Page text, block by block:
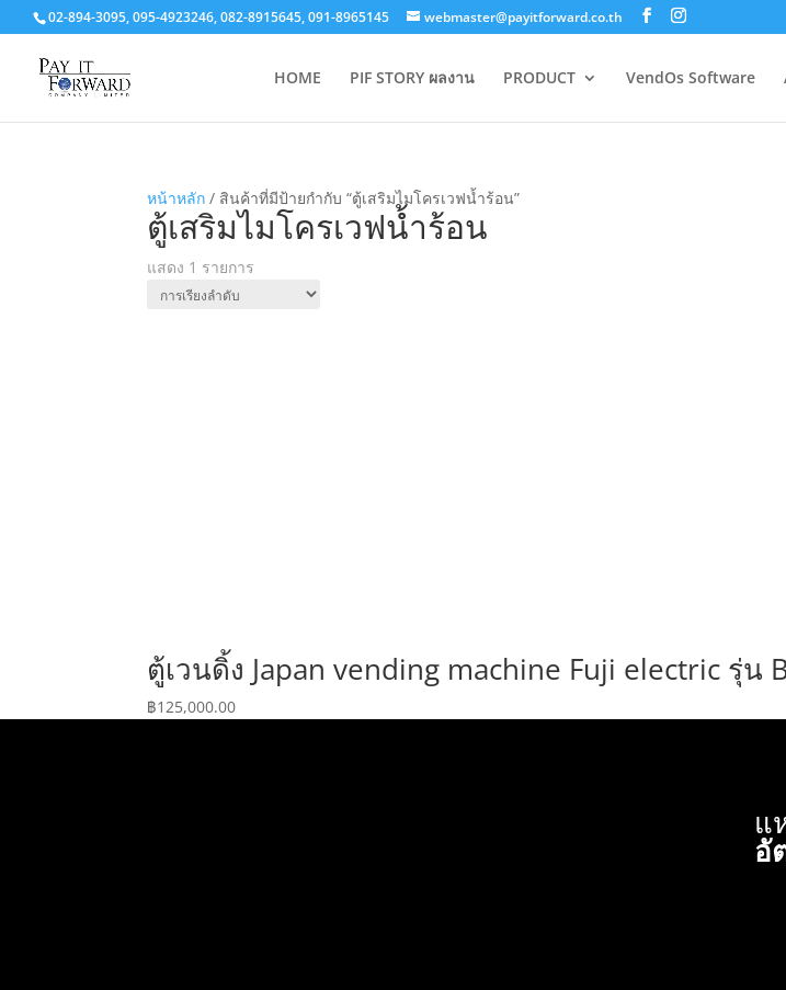
02-894-3095, 095-4923246, 082-8915645, 091-8965145 webmaster@payitforward.co.th
HOME PIF STORY ผลงาน PRODUCT VendOs Software
หน้าหลัก / สินค้าที่มีป้ายกำกับ “ตู้เสริมไมโครเวฟน้ำร้อน”
ตู้เสริมไมโครเวฟน้ำร้อน
แสดง 1 รายการ
ตู้เวนดิ้ง Japan vending machine Fuji electric รุ่
฿125,000.00
แ
อั